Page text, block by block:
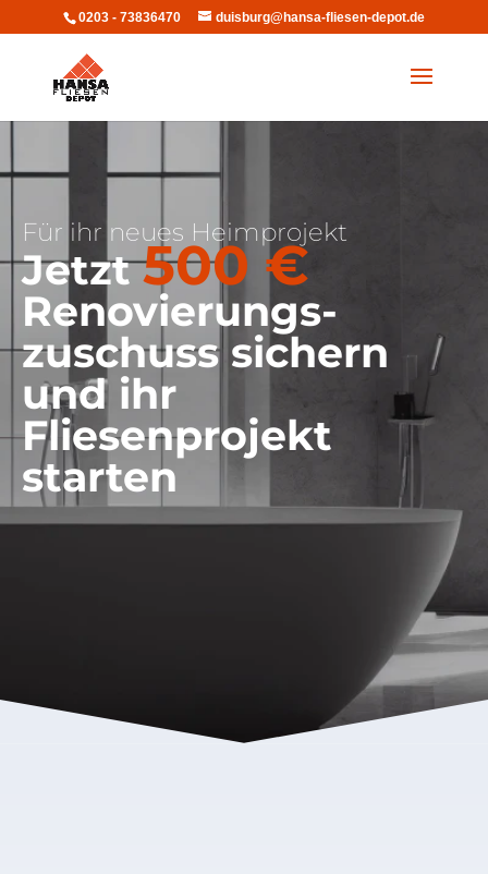
0203 - 73836470 duisburg@hansa-fliesen-depot.de
Für ihr neues Heimprojekt
Jetzt500 €
Renovierungs-
zuschuss sichern
und ihr
Fliesenprojekt
starten